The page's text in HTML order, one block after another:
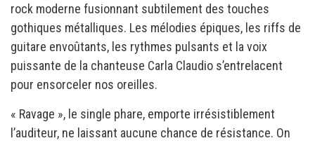
rock moderne fusionnant subtilement des touches
gothiques métalliques. Les mélodies épiques, les riffs de
guitare envoûtants, les rythmes pulsants et la voix
puissante de la chanteuse Carla Claudio s’entrelacent
pour ensorceler nos oreilles.
« Ravage », le single phare, emporte irrésistiblement
l’auditeur, ne laissant aucune chance de résistance. On